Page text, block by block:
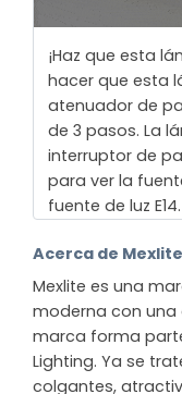
¡Haz que esta
hacer que esta
atenuador de
de 3 pasos. La
interruptor de
para ver la
fuente de luz E14.
Acerca de Mexlite
Mexlite es una
moderna con una
marca forma
Lighting. Ya se
colgantes,